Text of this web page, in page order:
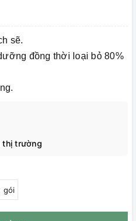
sẽ.
đồng thời loại bỏ 80%
thị trường
gói